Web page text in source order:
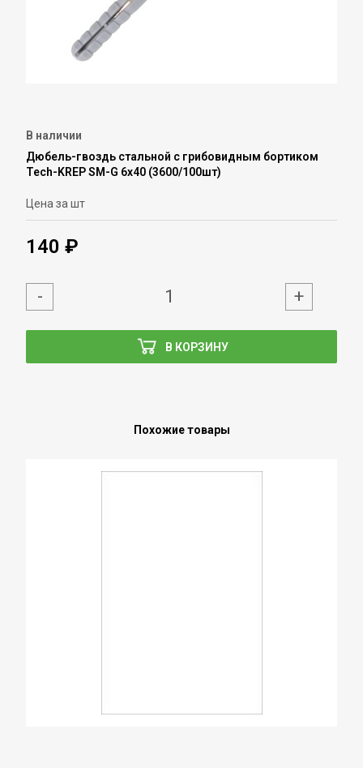
В наличии
Дюбель-гвоздь стальной с грибовидным бортиком
Tech-KREP SM-G 6х40 (3600/100шт)
Цена за шт
140 ₽
В КОРЗИНУ
- +
Похожие товары